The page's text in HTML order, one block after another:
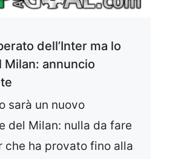
dell’Inter ma lo
Milan: annuncio
sarà un nuovo
del Milan: nulla da fare
che ha provato fino alla